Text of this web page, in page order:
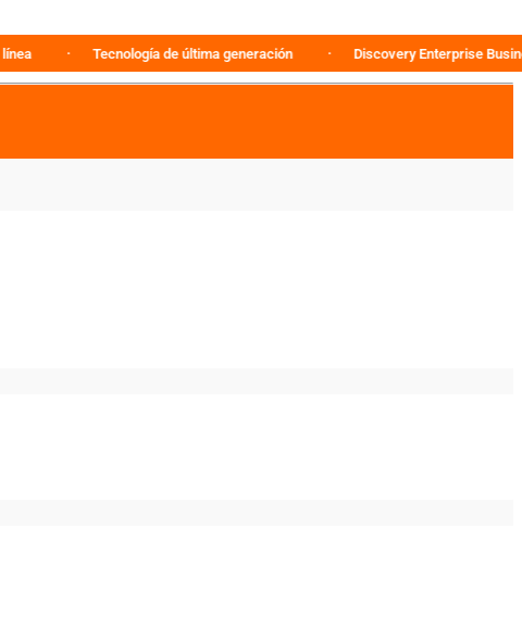
Tecnología de última generación Discovery Enterprise Business